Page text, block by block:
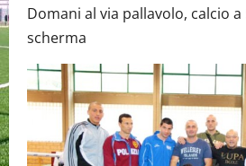
Domani al via pallavolo, calcio
scherma